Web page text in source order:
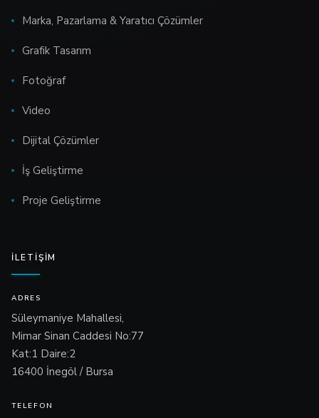
Marka, Pazarlama & Yaratıcı Çözümler
Grafik Tasarım
Fotoğraf
Video
Dijital Çözümler
İş Geliştirme
Proje Geliştirme
İLETIŞIM
ADRES
Süleymaniye Mahallesi,
Mimar Sinan Caddesi No:77
Kat:1 Daire:2
16400 İnegöl / Bursa
TELEFON